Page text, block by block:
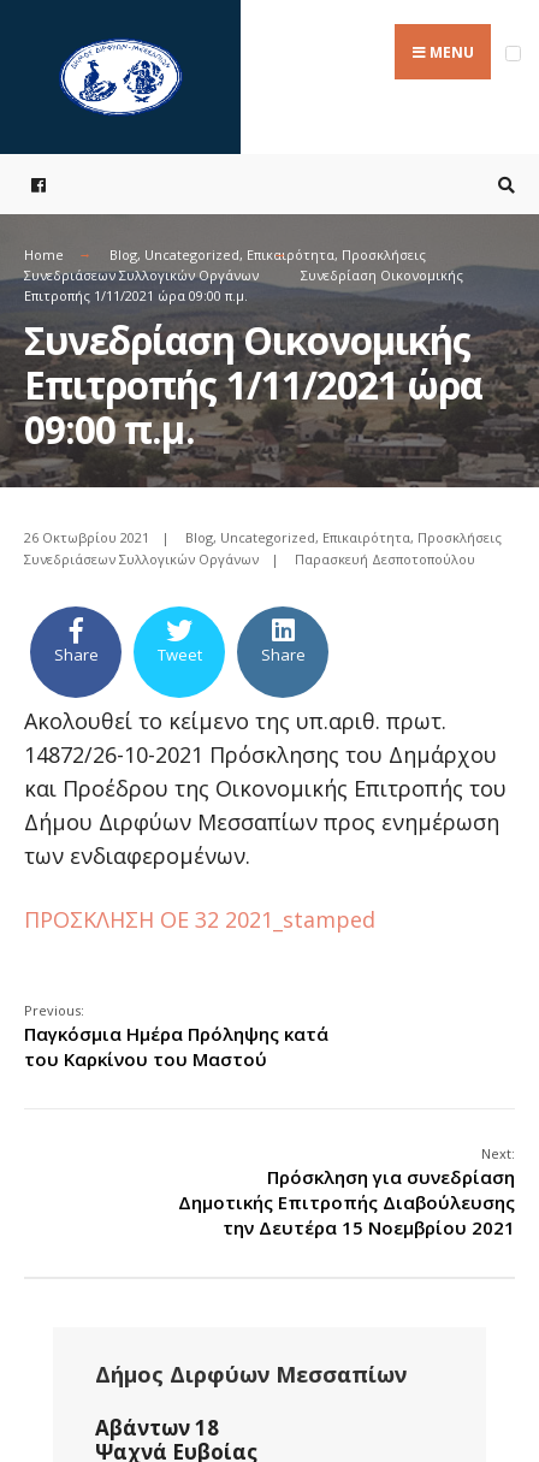
content
MENU
Home Blog, Uncategorized, Επικαιρότητα, Προσκλήσεις
Συνεδριάσεων Συλλογικών Οργάνων
Συνεδρίαση Οικονομικής
Επιτροπής 1/11/2021 ώρα 09:00 π.μ.
Συνεδρίαση Οικονομικής
Επιτροπής 1/11/2021 ώρα
09:00 π.μ.
26 Οκτωβρίου 2021 | Blog, Uncategorized, Επικαιρότητα, Προσκλήσεις
Συνεδριάσεων Συλλογικών Οργάνων
| Παρασκευή Δεσποτοπούλου
Share Tweet Share
Ακολουθεί το κείμενο της υπ.αριθ. πρωτ.
14872/26-10-2021 Πρόσκλησης του Δημάρχου
και Προέδρου της Οικονομικής Επιτροπής του
Δήμου Διρφύων Μεσσαπίων προς ενημέρωση
των ενδιαφερομένων.
ΠΡΟΣΚΛΗΣΗ ΟΕ 32 2021_stamped
Previous:
Παγκόσμια Ημέρα Πρόληψης κατά
του Καρκίνου του Μαστού
Next:
Πρόσκληση για συνεδρίαση
Δημοτικής Επιτροπής Διαβούλευσης
την Δευτέρα 15 Νοεμβρίου 2021
Δήμος Διρφύων Μεσσαπίων
Αβάντων 18
Ψαχνά Ευβοίας
for: